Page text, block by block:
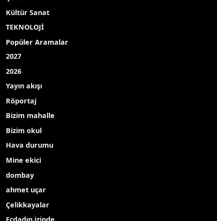
Kültür Sanat
TEKNOLOJİ
Popüler Aramalar
2027
2026
Yayın akışı
Röportaj
Bizim mahalle
Bizim okul
Hava durumu
Mine ekici
dombay
ahmet uçar
Çelikkayalar